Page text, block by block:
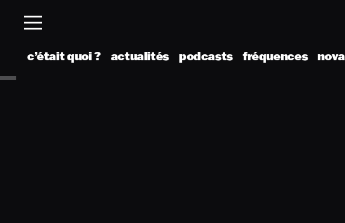
c’était quoi ? actualités podcasts fréquences